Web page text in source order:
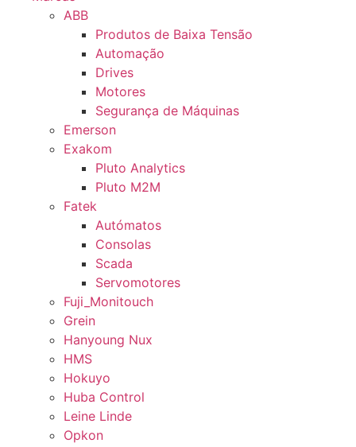
ABB
Produtos de Baixa Tensão
Automação
Drives
Motores
Segurança de Máquinas
Emerson
Exakom
Pluto Analytics
Pluto M2M
Fatek
Autómatos
Consolas
Scada
Servomotores
Fuji_Monitouch
Grein
Hanyoung Nux
HMS
Hokuyo
Huba Control
Leine Linde
Opkon